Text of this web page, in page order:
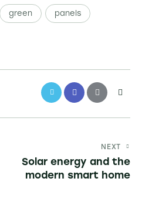
green panels
NEXT
Solar energy and the
modern smart home